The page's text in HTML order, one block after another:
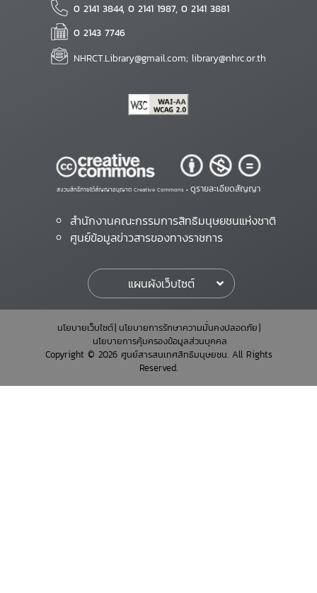
0 2141 3844, 0 2141 1987, 0 2141 3881
0 2143 7746
NHRCT.Library@gmail.com; library@nhrc.or.th
สงวนสิทธิ์ภายใต้สัญญาอนุญาต Creative Commons • ดูรายละเอียดสัญญา
สำนักงานคณะกรรมการสิทธิมนุษยชนแห่งชาติ
ศูนย์ข้อมูลข่าวสารของทางราชการ
แผนผังเว็บไซต์
นโยบายเว็บไซต์ นโยบายการรักษาความมั่นคงปลอดภัย
นโยบายการคุ้มครองข้อมูลส่วนบุคคล
Copyright © 2026 ศูนย์สารสนเทศสิทธิมนุษยชน. All Rights
Reserved.